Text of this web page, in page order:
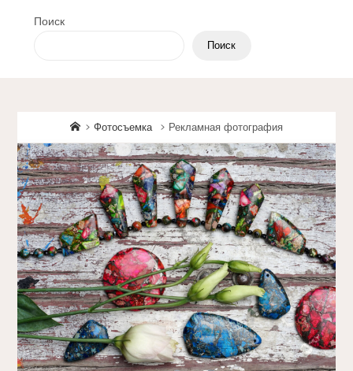
Поиск
Поиск
Главная
Фотосъемка Рекламная фотография